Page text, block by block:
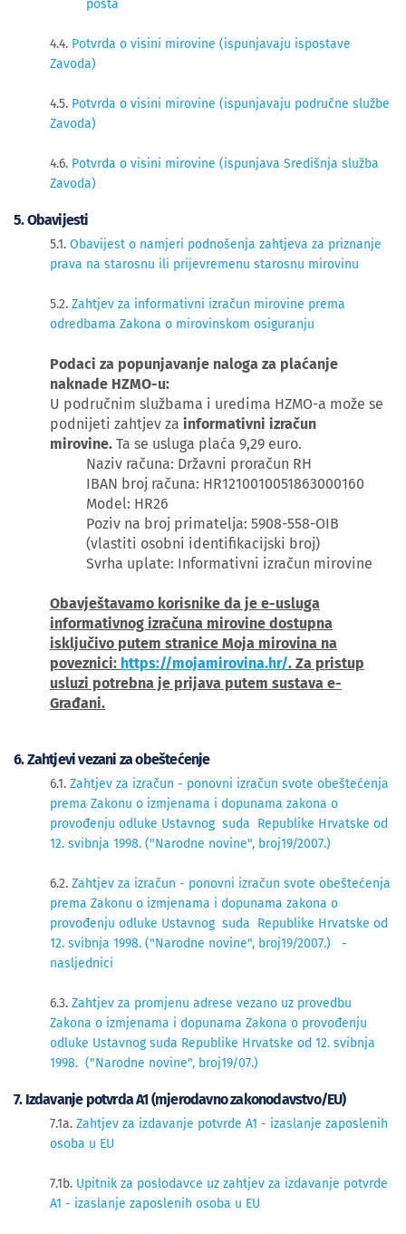
posta
4.4. Potvrda o visini mirovine (ispunjavaju ispostave
Zavoda)
4.5. Potvrda o visini mirovine (ispunjavaju područne službe
Zavoda)
4.6. Potvrda o visini mirovine (ispunjava Središnja služba
Zavoda)
​5. Obavijesti
5.1. Obavijest o namjeri podnošenja zahtjeva za priznanje
prava na starosnu ili prijevremenu starosnu mirovinu
5.2. Zahtjev za informativni izračun mirovine prema
odredbama Zakona o mirovinskom osiguranju
Podaci za popunjavanje naloga za plaćanje
naknade HZMO-u:
U područnim službama i uredima HZMO-a može se
podnijeti zahtjev za informativni izračun
mirovine. Ta se usluga plaća 9,29 euro.
Naziv računa: Državni proračun RH
IBAN broj računa: HR1210010051863000160
Model: HR26
Poziv na broj primatelja: 5908-558-OIB
(vlastiti osobni identifikacijski broj)
Svrha uplate: Informativni izračun mirovine
Obavještavamo korisnike da je e-usluga
informativnog izračuna mirovine dostupna
isključivo putem stranice Moja mirovina na
poveznici: https://mojamirovina.hr/. Za pristup
usluzi potrebna je prijava putem sustava e-
Građani.
6. Zahtjevi vezani za obeštećenje
6.1. Zahtjev za izračun - ponovni izračun svote obeštećenja
prema Zakonu o izmjenama i dopunama zakona o
provođenju odluke Ustavnog suda Republike Hrvatske od
12. svibnja 1998. ("Narodne novine", broj19/2007.)
6.2. Zahtjev za izračun - ponovni izračun svote obeštećenja
prema Zakonu o izmjenama i dopunama zakona o
provođenju odluke Ustavnog suda Republike Hrvatske od
12. svibnja 1998. ("Narodne novine", broj19/2007.) -
nasljednici
6.3. Zahtjev za promjenu adrese vezano uz provedbu
Zakona o izmjenama i dopunama Zakona o provođenju
odluke Ustavnog suda Republike Hrvatske od 12. svibnja
1998. ("Narodne novine", broj19/07.)
7. Izdavanje potvrda A1 (mjerodavno zakonodavstvo/EU)
7.1a. Zahtjev za izdavanje potvrde A1 - izaslanje zaposlenih
osoba u EU
7.1b. Upitnik za poslodavce uz zahtjev za izdavanje potvrde
A1 - izaslanje zaposlenih osoba u EU